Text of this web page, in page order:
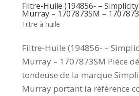
Filtre-Huile (194856- –
Murray – 1707873SM – 1707873
Filtre à huile
Filtre-Huile (194856- –
Murray – 1707873SM Pièce
tondeuse de la marque
Murray portant la référence